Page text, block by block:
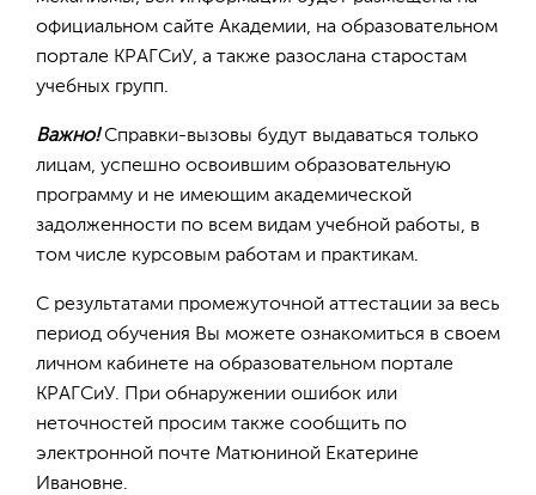
официальном сайте Академии, на образовательном
портале КРАГСиУ, а также разослана старостам
учебных групп.
Важно!Справки-вызовы будут выдаваться только
лицам, успешно освоившим образовательную
программу и не имеющим академической
задолженности по всем видам учебной работы, в
том числе курсовым работам и практикам.
С результатами промежуточной аттестации за весь
период обучения Вы можете ознакомиться в своем
личном кабинете на образовательном портале
КРАГСиУ. При обнаружении ошибок или
неточностей просим также сообщить по
электронной почте Матюниной Екатерине
Ивановне.